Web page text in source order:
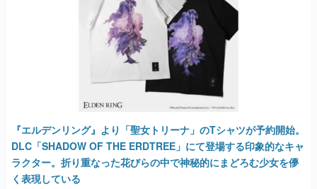
『エルデンリング』より「聖女トリーナ」のTシャツが予約開始。
DLC「SHADOW OF THE ERDTREE」にて登場する印象的なキャ
ラクター。折り重なった花びらの中で神秘的にまどろむ少女を儚
く表現している